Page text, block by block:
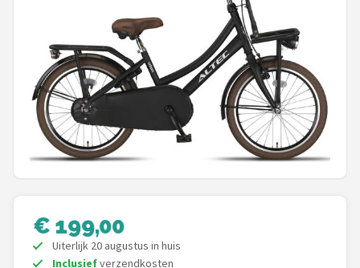
Elektrische fietsen
Mountainbikes
Shop
POPULAIRE MERKEN
Basil
ABUS
€ 199,00
Uiterlijk 20 augustus in huis
Inclusiefverzendkosten